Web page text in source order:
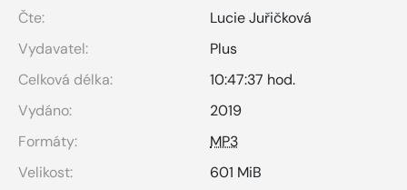
Čte:
Lucie Juřičková
Vydavatel:
Plus
Celková délka:
10:47:37 hod.
Vydáno:
2019
Formáty:
MP3
Velikost:
601 MiB